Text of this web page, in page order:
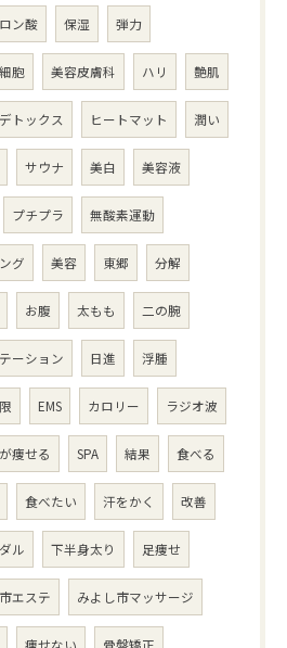
ン酸 保湿 弾力
胞 美容皮膚科 ハリ 艶肌
デトックス ヒートマット 潤い
サウナ 美白 美容液
プチプラ 無酸素運動
グ 美容 東郷 分解
お腹 太もも 二の腕
ーション 日進 浮腫
EMS カロリー ラジオ波
痩せる SPA 結果 食べる
食べたい 汗をかく 改善
ル 下半身太り 足痩せ
エステ みよし市マッサージ